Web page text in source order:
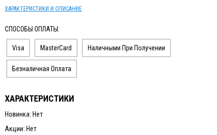
ХАРАКТЕРИСТИКИ И ОПИСАНИЕ
СПОСОБЫ ОПЛАТЫ:
Visa MasterCard Наличными При Получении
Безналичная Оплата
ХАРАКТЕРИСТИКИ
Новинка: Нет
Акции: Нет